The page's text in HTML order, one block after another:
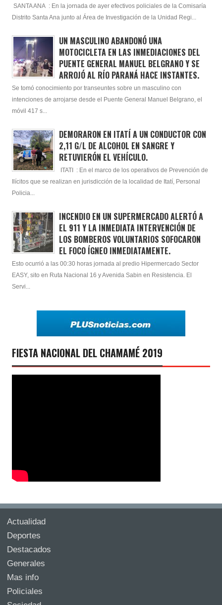
SANTA ANA : En la jornada de ayer efectivos policiales de la Comisaría
Distrito Santa Ana junto al Área de Investigación de la Unidad Regi...
UN MASCULINO ABANDONÓ UNA
MOTOCICLETA EN LAS INMEDIACIONES DEL
PUENTE GENERAL MANUEL BELGRANO Y SE
ARROJÓ AL RÍO PARANÁ HACE INSTANTES.
Se tomó conocimiento por transeuntes sobre un masculino con
intenciones de arrojarse desde el Puente General Manuel Belgrano, el
móvil 417 s...
DEMORARON EN ITATÍ A UN CONDUCTOR CON
2,11 G/L DE ALCOHOL EN SANGRE Y
RETUVIERÓN EL VEHÍCULO.
ITATI : En el marco de los operativos de Prevención de
Ilícitos que se realizan en jurisdicción de la localidad de Itatí, Personal
Policia...
INCENDIO EN UN SUPERMERCADO ALERTÓ A
EL 911 Y LA INMEDIATA INTERVENCIÓN DE
LOS BOMBEROS VOLUNTARIOS SOFOCARON
EL FOCO ÍGNEO INMEDIATAMENTE.
Esto ocurrió a las 00:30 horas jornada al predio Hipermercado Sector
EASY, sito en Ruta Nacional 16 y Avenida Sabin en Resistencia. El
Servi...
FIESTA NACIONAL DEL CHAMAMÉ 2019
Actualidad
Deportes
Destacados
Generales
Mas info
Policiales